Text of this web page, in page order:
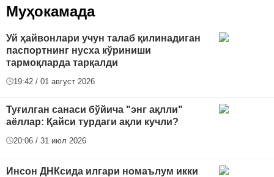
Муҳокамада
Уй ҳайвонлари учун талаб қилинадиган
паспортнинг нусха кўриниши
тармоқларда тарқалди
19:42 / 01 август 2026
Туғилган санаси бўйича "энг ақлли"
аёллар: Қайси турдаги ақли кучли?
20:06 / 31 июл 2026
Инсон ДНКсида илгари номаълум икки